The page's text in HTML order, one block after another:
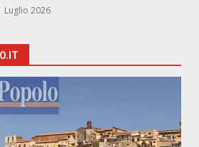
Luglio 2026